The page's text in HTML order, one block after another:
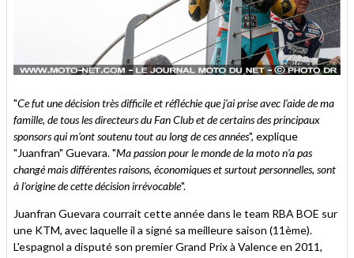
"Ce fut une décision très difficile et réfléchie que j’ai prise avec l’aide de ma
famille, de tous les directeurs du Fan Club et de certains des principaux
sponsors qui m’ont soutenu tout au long de ces années", explique
"Juanfran" Guevara. "Ma passion pour le monde de la moto n’a pas
changé mais différentes raisons, économiques et surtout personnelles, sont
à l'origine de cette décision irrévocable".
Juanfran Guevara courrait cette année dans le team RBA BOE sur
une KTM, avec laquelle il a signé sa meilleure saison (11ème).
L'espagnol a disputé son premier Grand Prix à Valence en 2011,